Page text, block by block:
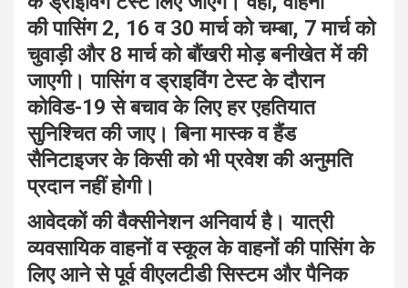
की पासिंग 2, 16 व 30 मार्च को चम्बा, 7 मार्च को
चुवाड़ी और 8 मार्च को बौंखरी मोड़ बनीखेत में की
जाएगी। पासिंग व ड्राइविंग टेस्ट के दौरान
कोविड-19 से बचाव के लिए हर एहतियात
सुनिश्चित की जाए। बिना मास्क व हैंड
सैनिटाइजर के किसी को भी प्रवेश की अनुमति
प्रदान नहीं होगी।
आवेदकों की वैक्सीनेशन अनिवार्य है। यात्री
व्यवसायिक वाहनों व स्कूल के वाहनों की पासिंग के
लिए आने से पूर्व वीएलटीडी सिस्टम और पैनिक